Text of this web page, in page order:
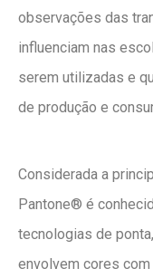
observações das
influenciam nas
serem utilizadas e
de produção e
Considerada a
Pantone® é
tecnologias de
envolvem cores